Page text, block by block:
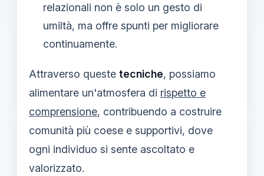
relazionali non è solo un gesto di
umiltà, ma offre spunti per migliorare
continuamente.
Attraverso queste tecniche, possiamo
alimentare un'atmosfera di rispetto e
comprensione, contribuendo a costruire
comunità più coese e supportivi, dove
ogni individuo si sente ascoltato e
valorizzato.